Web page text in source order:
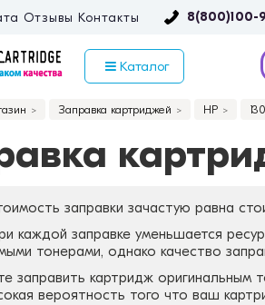
Отзывы Контакты 8(800)100-
Каталог
Заправка картриджей HP
заправки зачастую равна
каждой заправке уменьшается
тонерами, однако качество
заправить картридж оригинальным
вероятность того что ваш